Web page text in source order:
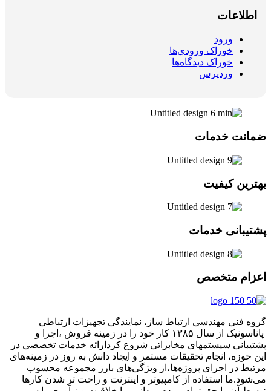
اطلاعات
ورود
خوراک ورودی‌ها
خوراک دیدگاه‌ها
وردپرس
ضمانت خدمات
بهترین کیفیت
پشتیبانی خدمات
اعزام متخصص
گروه فنی مهندسی ارتباط ساز، نمایندگی تجهیزات ارتباطی
پاناسونیک از سال ۱۳۸۵ کار خود را در زمینه فروش ،اجرا و
پشتیبانی سیستمهای مخابراتی شروع کردارائه خدمات تخصصی در
این حوزه، انجام تحقیقات مستمر و ایجاد دانش به‌ روز در زمینه‌های
مرتبط در اجرای پروژه‌ها،از ویژگی‌های بارز مجموعه محسوب
می‌شود.ما استفاده از کامپیوتر و اینترنت و راحت تر شدن کارها